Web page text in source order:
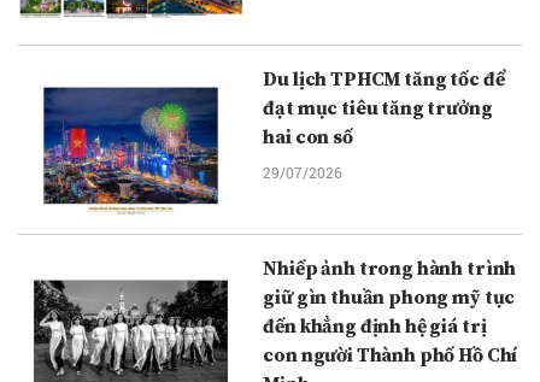
Du lịch TPHCM tăng tốc để
đạt mục tiêu tăng trưởng
hai con số
29/07/2026
Nhiếp ảnh trong hành trình
giữ gìn thuần phong mỹ tục
đến khẳng định hệ giá trị
con người Thành phố Hồ Chí